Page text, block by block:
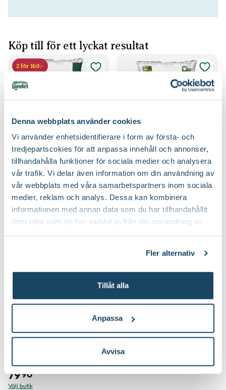
Denna webbplats använder cookies
Vi använder enhetsidentifierare i form av första- och
tredjepartscokies för att anpassa innehåll och annonser,
tillhandahålla funktioner för sociala medier och analysera
vår trafik. Vi delar även information om din användning av
vår webbplats med våra samarbetspartners inom sociala
medier, reklam och analys. Dessa kan kombinera
informationen med annan data som du har tillhandahållit
dem eller som de har samlat in från din användning av
Fler alternativ
Tillåt alla
Anpassa
Avvisa
Köp till för ett lyckat resultat
2 för 160:-
Pelargonjord
Blomsterlandet PRO
89 90
Välj butik
Online
I lager
Blomjord
Blomsterlandet
Finns i flera varianter
Från 5990
Välj butik
Online
I lager
Till Produkten
Blomsterlandet PRO
7990
Välj butik